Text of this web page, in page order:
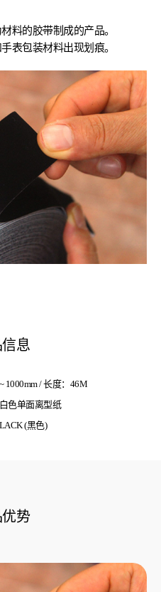
料的胶带制成的产品。
表包装材料出现划痕。
息
1000mm / 长度：46M
色单面离型纸
(黑色)
势